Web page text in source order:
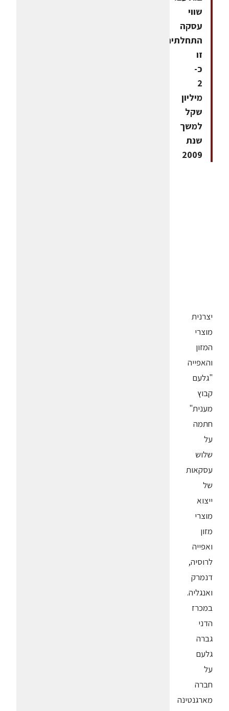
שווי
עסקה
התחלתית
זו
כ-
2
מיליון
שקל
למשך
שנת
2009
יצרנית
מוצרי
המזון
והאפייה
"גלעם
קבוץ
מענית"
חתמה
על
שלוש
עסקאות
של
ייצוא
מוצרי
מזון
ואפייה
לרוסיה,
דנמרק
ואנגליה.
במכרז
הדני
גברה
גלעם
על
חברה
מארגנטינה